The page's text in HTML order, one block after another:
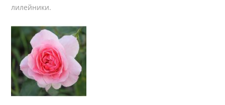
лилейники.